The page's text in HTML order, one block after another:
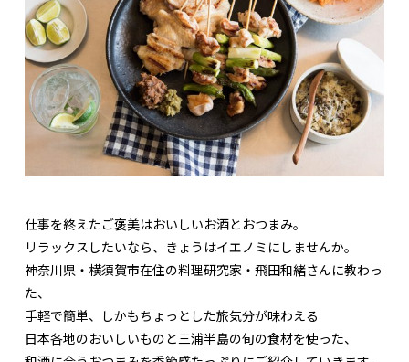
仕事を終えたご褒美はおいしいお酒とおつまみ。
リラックスしたいなら、きょうはイエノミにしませんか。
神奈川県・横須賀市在住の料理研究家・飛田和緒さんに教わっ
た、
手軽で簡単、しかもちょっとした旅気分が味わえる
日本各地のおいしいものと三浦半島の旬の食材を使った、